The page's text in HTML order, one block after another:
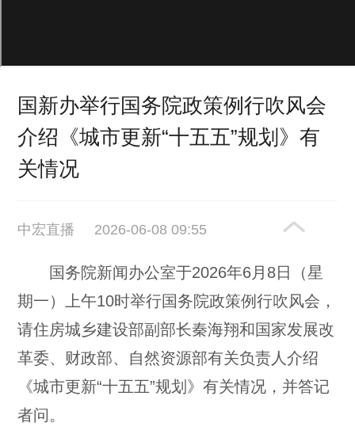
国新办举行国务院政策例行吹风会
介绍《城市更新“十五五”规划》有
关情况
中宏直播 2026-06-08 09:55
国务院新闻办公室于2026年6月8日（星
期一）上午10时举行国务院政策例行吹风会，
请住房城乡建设部副部长秦海翔和国家发展改
革委、财政部、自然资源部有关负责人介绍
《城市更新“十五五”规划》有关情况，并答记
者问。